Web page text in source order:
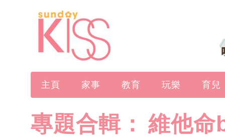
主頁 家事 教育 玩樂 育兒
專題合輯： 維他命